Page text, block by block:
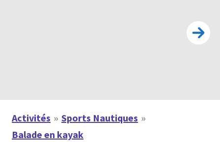
Activités
Sports Nautiques
Balade en kayak